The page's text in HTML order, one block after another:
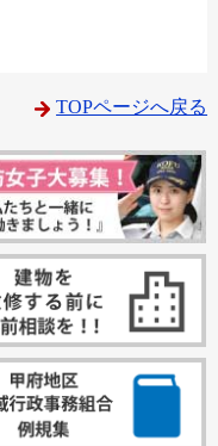
TOPページへ戻る